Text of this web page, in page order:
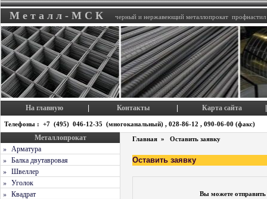
М е т а л л - М С К черный и нержавеющий металлопрокат
На главную Контакты Карта сайта
Телефоны : +7 (495) 046-12-35 (многоканальный) , 028-86-12 , 090-06-00 (факс)
Главная » Оставить заявку
Оставить заявку
Вы можете отправить
Металлопрокат
» Арматура
» Балка двутавровая
» Швеллер
» Уголок
» Квадрат